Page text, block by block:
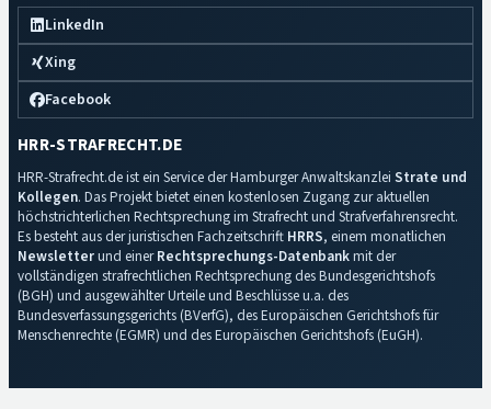
LinkedIn
Xing
Facebook
HRR-STRAFRECHT.DE
HRR-Strafrecht.de ist ein Service der Hamburger Anwaltskanzlei Strate und
Kollegen. Das Projekt bietet einen kostenlosen Zugang zur aktuellen
höchstrichterlichen Rechtsprechung im Strafrecht und Strafverfahrensrecht.
Es besteht aus der juristischen Fachzeitschrift HRRS, einem monatlichen
Newsletterund einerRechtsprechungs-Datenbankmit der
vollständigen strafrechtlichen Rechtsprechung des Bundesgerichtshofs
(BGH) und ausgewählter Urteile und Beschlüsse u.a. des
Bundesverfassungsgerichts (BVerfG), des Europäischen Gerichtshofs für
Menschenrechte (EGMR) und des Europäischen Gerichtshofs (EuGH).